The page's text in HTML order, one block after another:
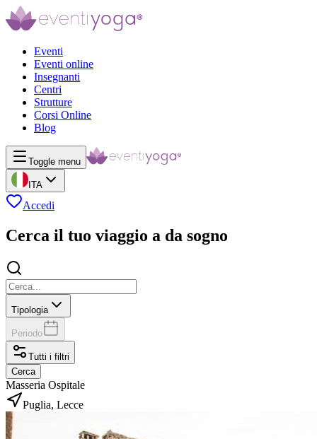
Eventi
Eventi online
Insegnanti
Centri
Strutture
Corsi Online
Blog
Toggle menu
ITA
Accedi
Cerca il tuo viaggio a da sogno
Tipologia
Periodo
Tutti i filtri
Cerca
Masseria Ospitale
Puglia, Lecce